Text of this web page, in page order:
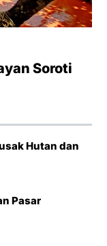
Soroti
Hutan dan
Pasar